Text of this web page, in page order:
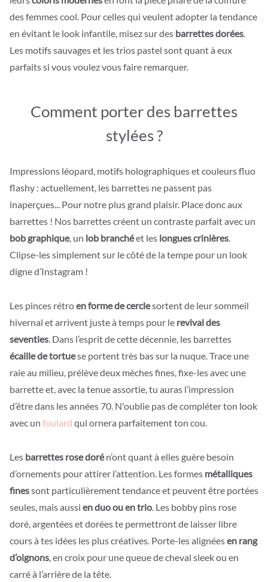
des femmes cool. Pour celles qui veulent adopter la tendance
en évitant le look infantile, misez sur des barrettes dorées.
Les motifs sauvages et les trios pastel sont quant à eux
parfaits si vous voulez vous faire remarquer.
Comment porter des barrettes
stylées ?
Impressions léopard, motifs holographiques et couleurs fluo
flashy : actuellement, les barrettes ne passent pas
inaperçues... Pour notre plus grand plaisir. Place donc aux
barrettes ! Nos barrettes créent un contraste parfait avec un
bob graphique, un lob branchéet les longues crinières.
Clipse-les simplement sur le côté de la tempe pour un look
digne d’Instagram !
Les pinces rétroen forme de cerclesortent de leur sommeil
hivernal et arrivent juste à temps pour le revival des
seventies. Dans l’esprit de cette décennie, les barrettes
écaille de tortuese portent très bas sur la nuque. Trace une
raie au milieu, prélève deux mèches fines, fixe-les avec une
barrette et, avec la tenue assortie, tu auras l’impression
d’être dans les années 70. N'oublie pas de compléter ton look
avec un foulard qui ornera parfaitement ton cou.
Les barrettes rose dorén’ont quant à elles guère besoin
d’ornements pour attirer l’attention. Les formes métalliques
finessont particulièrement tendance et peuvent être portées
seules, mais aussi en duo ou en trio. Les bobby pins rose
doré, argentées et dorées te permettront de laisser libre
cours à tes idées les plus créatives. Porte-les alignéesen rang
d’oignons, en croix pour une queue de cheval sleek ou en
carré à l’arrière de la tête.